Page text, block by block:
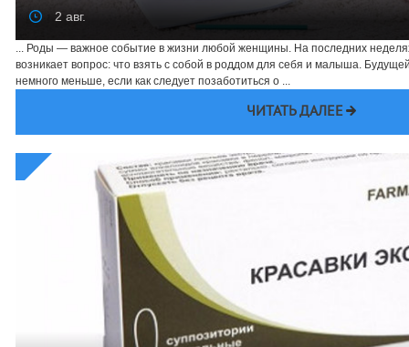
2 авг.
... Роды — важное событие в жизни любой женщины. На последних
возникает вопрос: что взять с собой в роддом для себя и малыша.
немного меньше, если как следует позаботиться о ...
ЧИТАТЬ ДАЛЕЕ